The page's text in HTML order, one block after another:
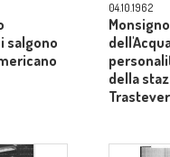
salgono
04.10.1962
della